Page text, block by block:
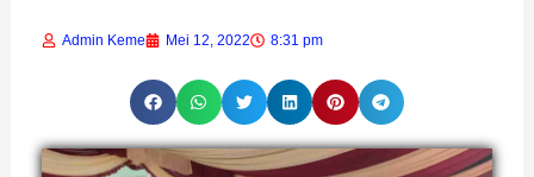
Admin Keme Mei 12, 2022 8:31 pm